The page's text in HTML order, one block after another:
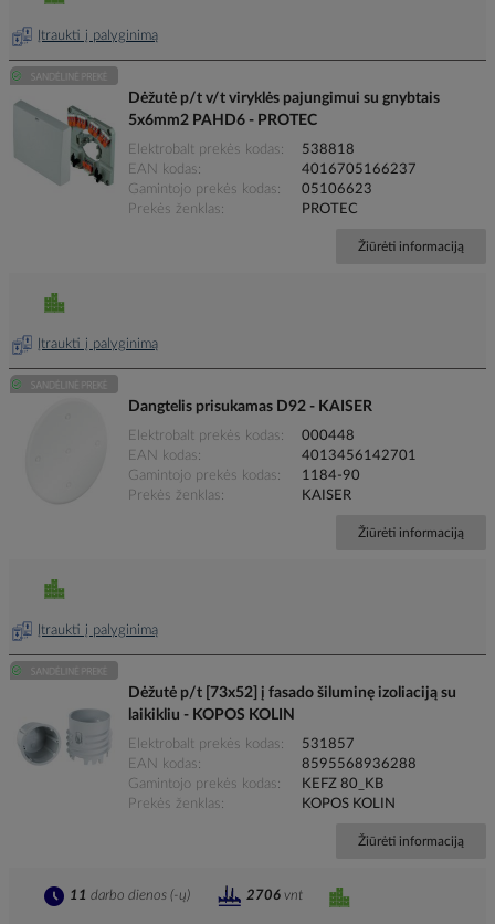
Įtraukti į palyginimą
Dėžutė p/t v/t viryklės pajungimui su gnybtais
5x6mm2 PAHD6 - PROTEC
Elektrobalt prekės kodas
538818
EAN kodas
4016705166237
Gamintojo prekės kodas
05106623
Prekės ženklas
PROTEC
Žiūrėti informaciją
Įtraukti į palyginimą
Dangtelis prisukamas D92 - KAISER
Elektrobalt prekės kodas
000448
EAN kodas
4013456142701
Gamintojo prekės kodas
1184-90
Prekės ženklas
KAISER
Žiūrėti informaciją
Įtraukti į palyginimą
Dėžutė p/t [73x52] į fasado šiluminę izoliaciją su
laikikliu - KOPOS KOLIN
Elektrobalt prekės kodas
531857
EAN kodas
8595568936288
Gamintojo prekės kodas
KEFZ 80_KB
Prekės ženklas
KOPOS KOLIN
Žiūrėti informaciją
11 darbo dienos (-ų) 2706 vnt